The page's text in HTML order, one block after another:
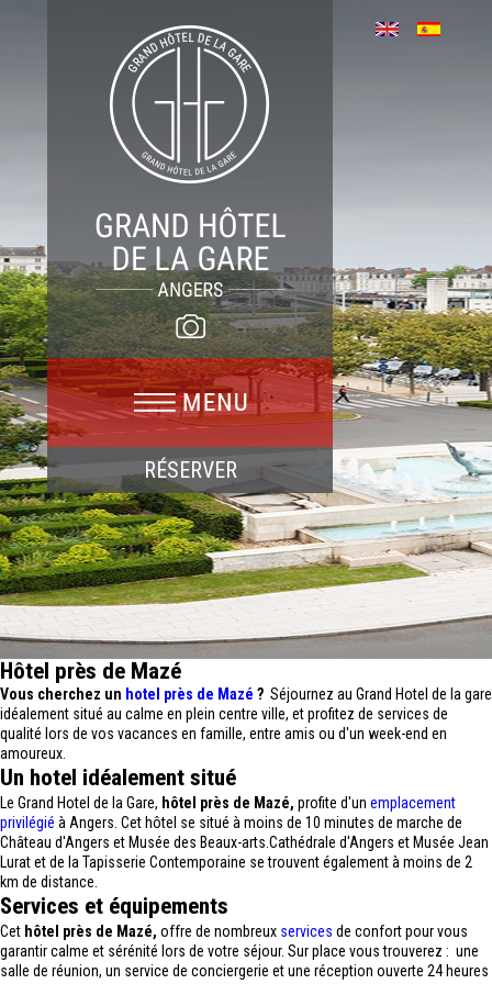
RÉSERVER
Hôtel près de Mazé
Vous cherchez un hotel près de Mazé ? Séjournez au Grand Hotel de la gare
idéalement situé au calme en plein centre ville, et profitez de services de
qualité lors de vos vacances en famille, entre amis ou d'un week-end en
amoureux.
Un hotel idéalement situé
Le Grand Hotel de la Gare, hôtel près de Mazé, profite d'un emplacement
privilégié à Angers. Cet hôtel se situé à moins de 10 minutes de marche de
Château d'Angers et Musée des Beaux-arts.Cathédrale d'Angers et Musée Jean
Lurat et de la Tapisserie Contemporaine se trouvent également à moins de 2
km de distance.
Services et équipements
Cet hôtel près de Mazé, offre de nombreux services de confort pour vous
garantir calme et sérénité lors de votre séjour. Sur place vous trouverez : une
salle de réunion, un service de conciergerie et une réception ouverte 24 heures